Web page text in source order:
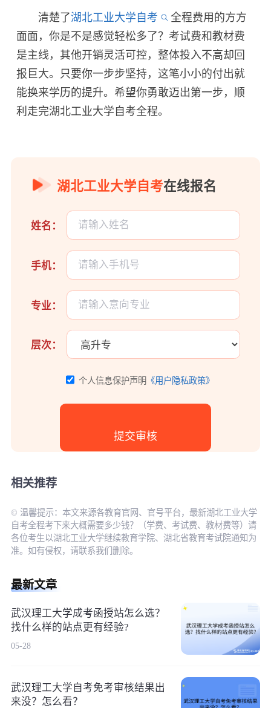
清楚了湖北工业大学自考
全程费用的方方
面面，你是不是感觉轻松多了？考试费和教材费
是主线，其他开销灵活可控，整体投入不高却回
报巨大。只要你一步步坚持，这笔小小的付出就
能换来学历的提升。希望你勇敢迈出第一步，顺
利走完湖北工业大学自考全程。
湖北工业大学自考在线报名
姓名：
手机：
专业：
层次：
个人信息保护声明 《用户隐私政策》
相关推荐
© 温馨提示：本文来源各教育官网、官号平台，最新湖北工业大学
自考全程考下来大概需要多少钱？（学费、考试费、教材费等）请
各位考生以湖北工业大学继续教育学院、湖北省教育考试院通知为
准。如有侵权，请联系我们删除。
最新文章
武汉理工大学成考函授站怎么选？
找什么样的站点更有经验?
05-28
武汉理工大学自考免考审核结果出
来没？怎么看？